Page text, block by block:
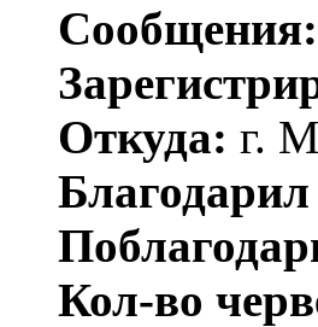
Сообщения:
Откуда: г.
Кол-во